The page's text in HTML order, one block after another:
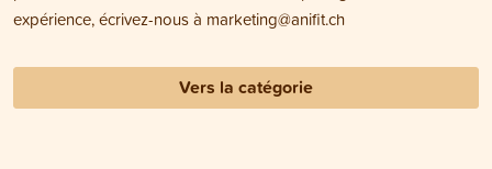
expérience, écrivez-nous à marketing@anifit.ch
Vers la catégorie